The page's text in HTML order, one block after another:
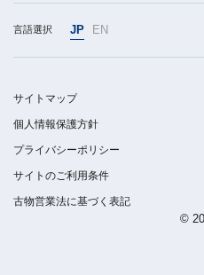
言語選択 JP EN
サイトマップ
個人情報保護方針
プライバシーポリシー
サイトのご利用条件
古物営業法に基づく表記
©